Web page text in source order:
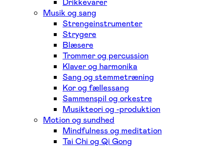
Musik og sang
Strengeinstrumenter
Strygere
Blæsere
Trommer og percussion
Klaver og harmonika
Sang og stemmetræning
Kor og fællessang
Sammenspil og orkestre
Musikteori og -produktion
Motion og sundhed
Mindfulness og meditation
Tai Chi og Qi Gong